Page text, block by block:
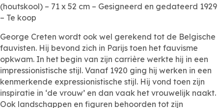
(houtskool) – 71 x 52 cm – Gesigneerd en gedateerd 1929
– Te koop
George Creten wordt ook wel gerekend tot de Belgische
fauvisten. Hij bevond zich in Parijs toen het fauvisme
opkwam. In het begin van zijn carrière werkte hij in een
impressionistische stijl. Vanaf 1920 ging hij werken in een
kenmerkende expressionistische stijl. Hij vond toen zijn
inspiratie in ‘de vrouw’ en dan vaak het vrouwelijk naakt.
Ook landschappen en figuren behoorden tot zijn